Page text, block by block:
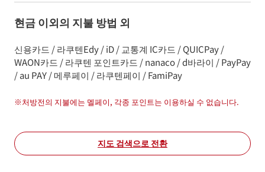
현금 이외의 지불 방법 외
신용카드 / 라쿠텐Edy / iD / 교통계 IC카드 / QUICPay /
WAON카드 / 라쿠텐 포인트카드 / nanaco / d바라이 / PayPay
/ au PAY / 메루페이 / 라쿠텐페이 / FamiPay
※처방전의 지불에는 멜페이, 각종 포인트는 이용하실 수 없습니다.
지도 검색으로 전환